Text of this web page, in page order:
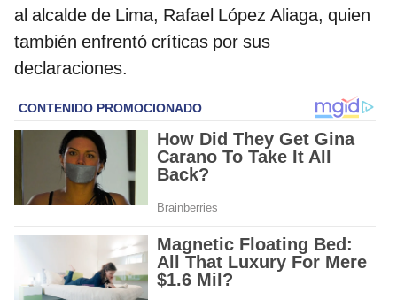
al alcalde de Lima, Rafael López Aliaga, quien
también enfrentó críticas por sus
declaraciones.